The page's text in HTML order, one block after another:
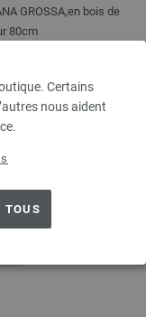
Certains
nous aident
TOUS
GROSSA,en bois de
80cm
en sus